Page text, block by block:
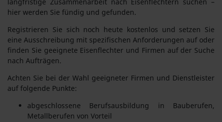
hier werden Sie fündig und gefunden.
Registrieren Sie sich noch heute kostenlos und setzen Sie
eine Ausschreibung mit spezifischen Anforderungen auf oder
finden Sie geeignete Eisenflechter und Firmen auf der Suche
nach Aufträgen.
Achten Sie bei der Wahl geeigneter Firmen und Dienstleister
auf folgende Punkte:
abgeschlossene Berufsausbildung in Bauberufen,
Metallberufen von Vorteil